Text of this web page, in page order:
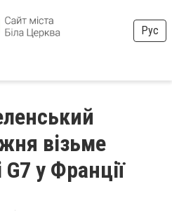
Рус
візьме
G7 у Франції